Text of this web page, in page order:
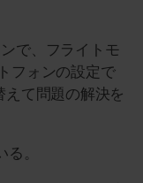
で、フライトモ
フォンの設定で
えて問題の解決を
。